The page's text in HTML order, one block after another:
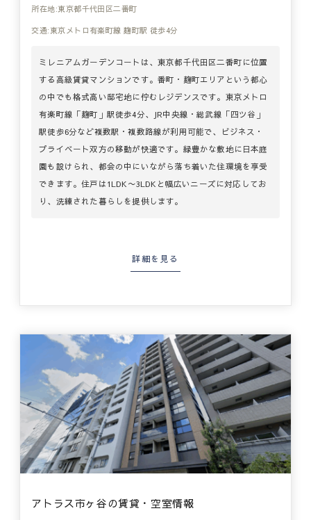
所在地:東京都千代田区二番町
交通:東京メトロ有楽町線 麹町駅 徒歩4分
ミレニアムガーデンコートは、東京都千代田区二番町に位置
する高級賃貸マンションです。番町・麹町エリアという都心
の中でも格式高い邸宅地に佇むレジデンスです。東京メトロ
有楽町線「麹町」駅徒歩4分、JR中央線・総武線「四ツ谷」
駅徒歩6分など複数駅・複数路線が利用可能で、ビジネス・
プライベート双方の移動が快適です。緑豊かな敷地に日本庭
園も設けられ、都会の中にいながら落ち着いた住環境を享受
できます。住戸は1LDK〜3LDKと幅広いニーズに対応してお
り、洗練された暮らしを提供します。
詳細を見る
アトラス市ヶ谷の賃貸・空室情報